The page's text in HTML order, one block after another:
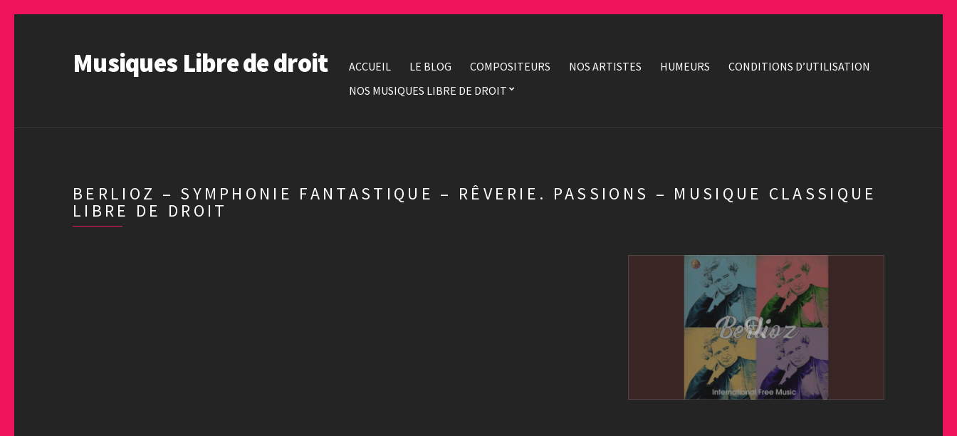
Musiques Libre de droit ACCUEIL LE BLOG COMPOSITEURS NOS ARTISTES HUMEURS
CONDITIONS D’UTILISATION
NOS MUSIQUES LIBRE DE DROIT
BERLIOZ – SYMPHONIE FANTASTIQUE – RÊVERIE. PASSIONS – MUSIQUE CLASSIQUE
LIBRE DE DROIT